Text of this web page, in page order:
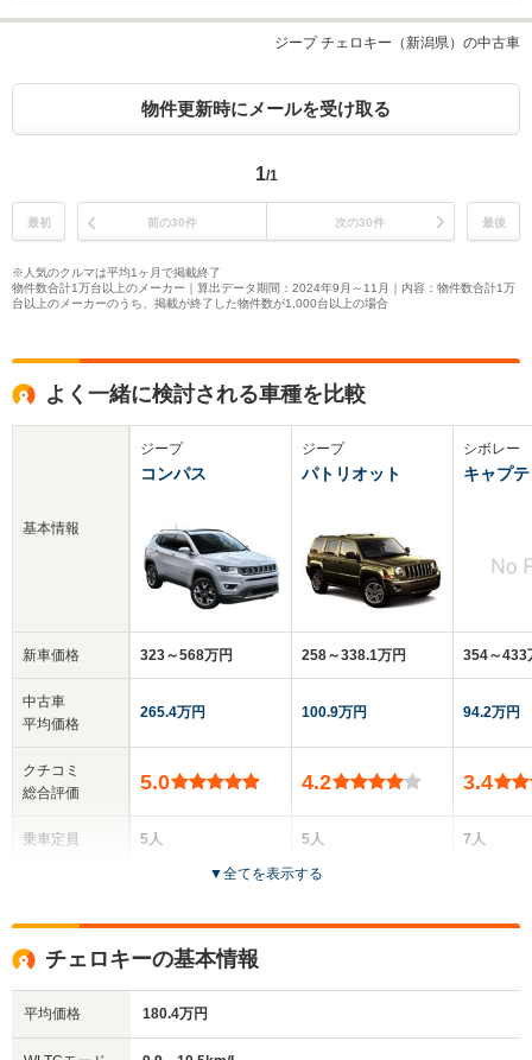
ジープ チェロキー（新潟県）の中古車
物件更新時にメールを受け取る
1/1
最初 前の30件 次の30件 最後
※人気のクルマは平均1ヶ月で掲載終了
物件数合計1万台以上のメーカー｜算出データ期間：2024年9月～11月｜内容：物件数合計1万
台以上のメーカーのうち、掲載が終了した物件数が1,000台以上の場合
よく一緒に検討される車種を比較
基本情報
新車価格
中古車
平均価格
クチコミ
総合評価
乗車定員
ジープ
コンパス
323～568万円
265.4万円
5.0
5人
全高
1.64m～1.67m
全幅
ジープ
パトリオット
258～338.1万円
100.9万円
4.2
5人
5ドア
シボレー
キャプ
354～433
94.2万円
3.4
7人
▼全てを表示する
チェロキーの基本情報
平均価格 180.4万円